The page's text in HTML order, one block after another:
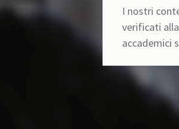
I nostri
verificati
accademici